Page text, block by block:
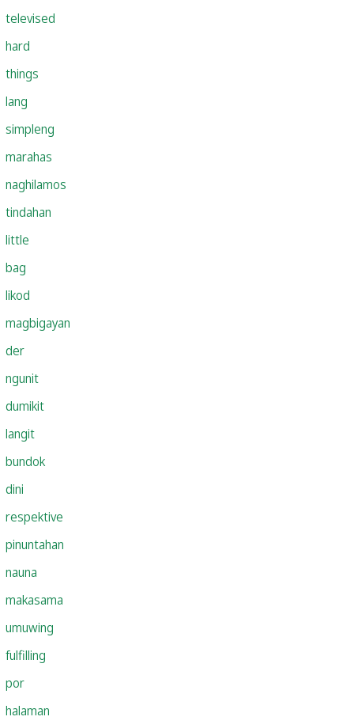
televised
hard
things
lang
simpleng
marahas
naghilamos
tindahan
little
bag
likod
magbigayan
der
ngunit
dumikit
langit
bundok
dini
respektive
pinuntahan
nauna
makasama
umuwing
fulfilling
por
halaman